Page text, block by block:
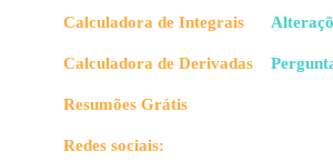
Calculadora de Integrais
Calculadora de Derivadas
Resumões Grátis
Redes sociais: